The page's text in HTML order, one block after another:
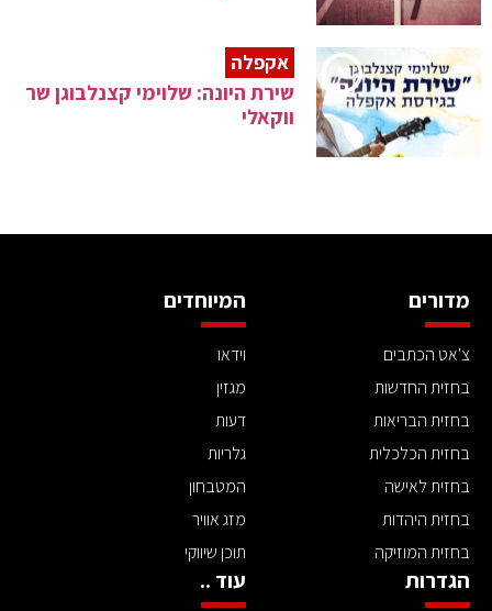
אקפלה
שירת היונה: שלוימי קצנלבוגן שר
ווקאלי
מדורים
צ'אט הכתבים
בחזית החדשות
בחזית הבריאות
בחזית הכלכלית
בחזית לאישה
בחזית היהדות
בחזית המוזיקה
המיוחדים
וידאו
מגזין
דעות
גלריות
המטבחון
מזג אוויר
תוכן שיווקי
הגדרות עוד ..